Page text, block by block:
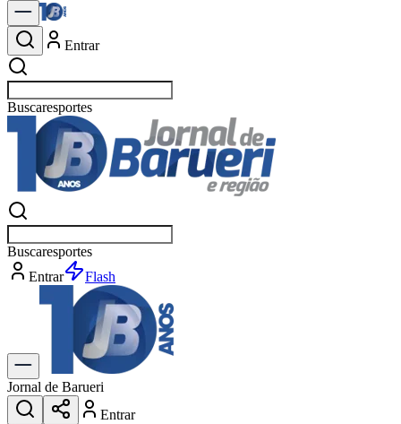
Entrar
Buscare
Buscares
Entrar
Flash
Jornal de Barueri
Entrar